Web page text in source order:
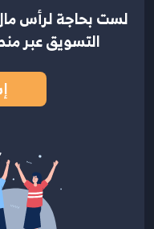
لست بحاجة لرأس
التسويق عبر